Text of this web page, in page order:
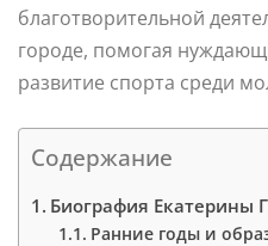
благотворительной
городе, помогая
развитие спорта среди
Содержание
Биография Екатерины
Ранние годы и